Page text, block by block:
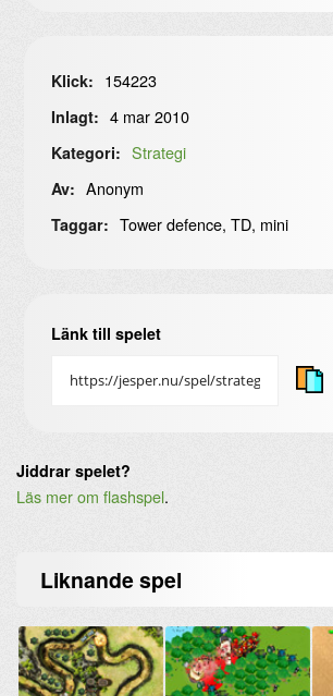
Klick: 154223
Inlagt: 4 mar 2010
Kategori: Strategi
Av: Anonym
Taggar: Tower defence, TD, mini
Länk till spelet
Jiddrar spelet?
Läs mer om flashspel.
Liknandespel